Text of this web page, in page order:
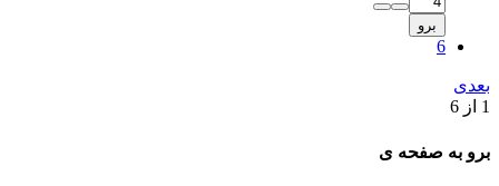
برو
6
بعدی
1 از 6
برو به صفحه ی